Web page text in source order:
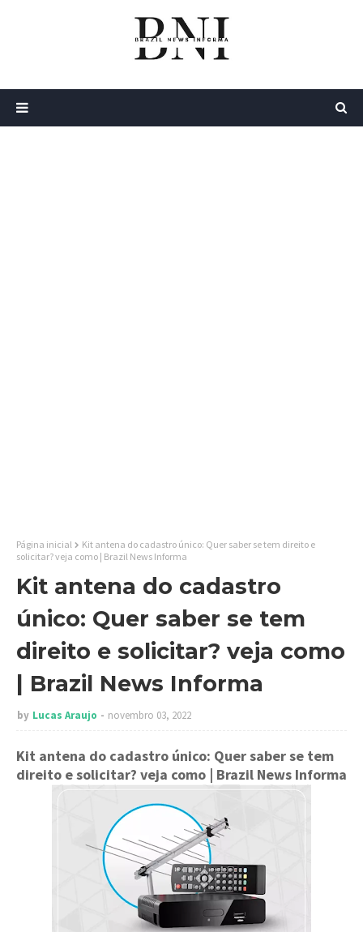
Página inicial
Kit antena do cadastro único: Quer saber se tem direito e
solicitar? veja como | Brazil News Informa
Kit antena do cadastro
único: Quer saber se tem
direito e solicitar? veja como
| Brazil News Informa
by Lucas Araujo novembro 03, 2022
Kit antena do cadastro único: Quer saber se tem
direito e solicitar? veja como | Brazil News Informa